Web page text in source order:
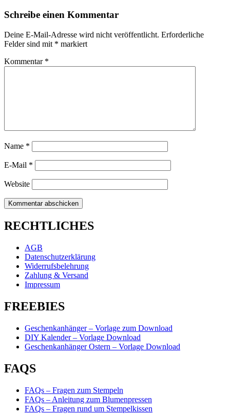
Schreibe einen Kommentar
Deine E-Mail-Adresse wird nicht veröffentlicht. Erforderliche
Felder sind mit * markiert
Kommentar *
Name *
E-Mail *
Website
RECHTLICHES
AGB
Datenschutzerklärung
Widerrufsbelehrung
Zahlung & Versand
Impressum
FREEBIES
Geschenkanhänger – Vorlage zum Download
DIY Kalender – Vorlage Download
Geschenkanhänger Ostern – Vorlage Download
FAQS
FAQs – Fragen zum Stempeln
FAQs – Anleitung zum Blumenpressen
FAQs – Fragen rund um Stempelkissen